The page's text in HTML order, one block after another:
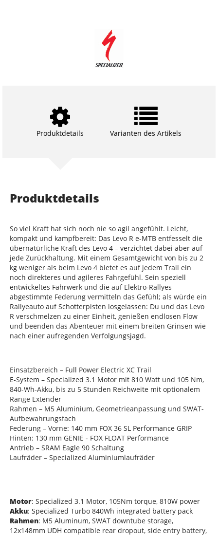
Produktdetails Varianten des Artikels
Produktdetails
So viel Kraft hat sich noch nie so agil angefühlt. Leicht,
kompakt und kampfbereit: Das Levo R e-MTB entfesselt die
übernatürliche Kraft des Levo 4 – verzichtet dabei aber auf
jede Zurückhaltung. Mit einem Gesamtgewicht von bis zu 2
kg weniger als beim Levo 4 bietet es auf jedem Trail ein
noch direkteres und agileres Fahrgefühl. Sein speziell
entwickeltes Fahrwerk und die auf Elektro-Rallyes
abgestimmte Federung vermitteln das Gefühl; als würde ein
Rallyeauto auf Schotterpisten losgelassen: Du und das Levo
R verschmelzen zu einer Einheit, genießen endlosen Flow
und beenden das Abenteuer mit einem breiten Grinsen wie
nach einer aufregenden Verfolgungsjagd.
Einsatzbereich – Full Power Electric XC Trail
E-System – Specialized 3.1 Motor mit 810 Watt und 105 Nm,
840-Wh-Akku, bis zu 5 Stunden Reichweite mit optionalem
Range Extender
Rahmen – M5 Aluminium, Geometrieanpassung und SWAT-
Aufbewahrungsfach
Federung – Vorne: 140 mm FOX 36 SL Performance GRIP
Hinten: 130 mm GENIE - FOX FLOAT Performance
Antrieb – SRAM Eagle 90 Schaltung
Laufräder – Specialized Aluminiumlaufräder
Motor: Specialized 3.1 Motor, 105Nm torque, 810W power
Akku: Specialized Turbo 840Wh integrated battery pack
Rahmen: M5 Aluminum, SWAT downtube storage,
12x148mm UDH compatible rear dropout, side entry battery,